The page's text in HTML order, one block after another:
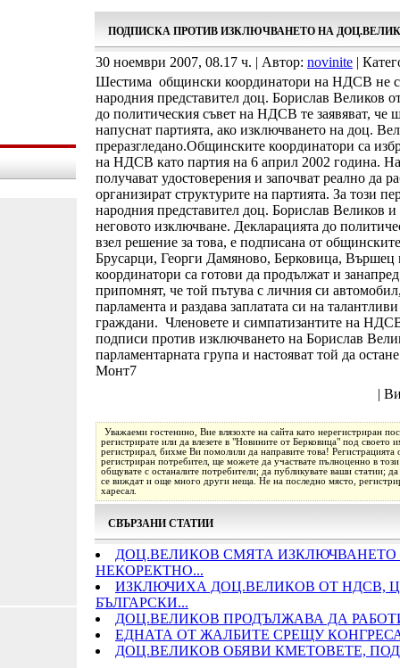
ПОДПИСКА ПРОТИВ ИЗКЛЮЧВАНЕТО НА
30 ноември 2007, 08.17 ч. | Автор: novinite |
Шестима общински координатори на НДСВ не
народния представител доц. Борислав Великов
до политическия съвет на НДСВ те заявяват, че
напуснат партията, ако изключването на доц.
преразгледано.Общинските координатори са
на НДСВ като партия на 6 април 2002 година.
получават удостоверения и започват реално да
организират структурите на партията. За този
народния представител доц. Борислав Великов и
неговото изключване. Декларацията до
взел решение за това, е подписана от
Брусарци, Георги Дамяново, Берковица,
координатори са готови да продължат и
припомнят, че той пътува с личния си
парламента и раздава заплатата си на
граждани. Членовете и симпатизантите на
подписи против изключването на Борислав
парламентарната група и настояват той да
Монт7
|
Уважаеми гостенино, Вие влязохте на сайта като нерегистриран
регистрирате или да влезете в "Новините от Берковица" под своето
регистрирал, бихме Ви помолили да направите това! Регистрацията
регистриран потребител, ще можете да участвате пълноценно в
общувате с останалите потребители; да публикувате ваши статии;
се виждат и още много други неща. Не на последно място,
харесал.
СВЪРЗАНИ СТАТИИ
ДОЦ.ВЕЛИКОВ СМЯТА ИЗКЛЮЧВАНЕТО
НЕКОРЕКТНО...
ИЗКЛЮЧИХА ДОЦ.ВЕЛИКОВ ОТ НДСВ,
БЪЛГАРСКИ...
ДОЦ.ВЕЛИКОВ ПРОДЪЛЖАВА ДА
ЕДНАТА ОТ ЖАЛБИТЕ СРЕЩУ
ДОЦ.ВЕЛИКОВ ОБЯВИ КМЕТОВЕТЕ,